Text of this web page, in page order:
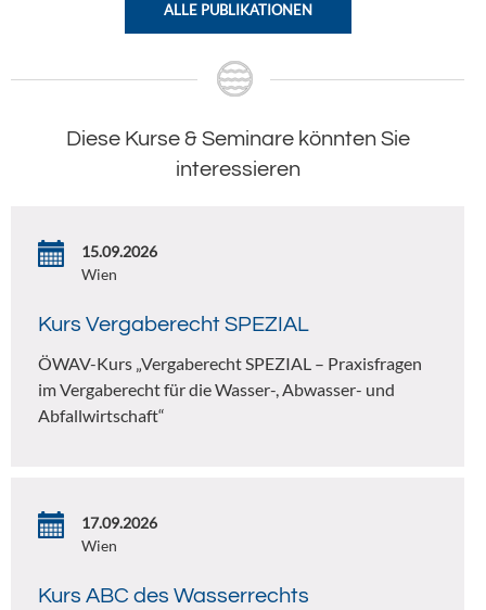
ALLE PUBLIKATIONEN
Diese Kurse & Seminare könnten Sie
interessieren
15.09.2026
Wien
Kurs Vergaberecht SPEZIAL
ÖWAV-Kurs „Vergaberecht SPEZIAL – Praxisfragen
im Vergaberecht für die Wasser-, Abwasser- und
Abfallwirtschaft“
17.09.2026
Wien
Kurs ABC des Wasserrechts